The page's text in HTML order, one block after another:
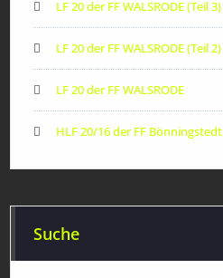
LF 20 der FF WALSRODE (Teil 3)
LF 20 der FF WALSRODE (Teil 2)
LF 20 der FF WALSRODE
HLF 20/16 der FF Bönningstedt
Suche